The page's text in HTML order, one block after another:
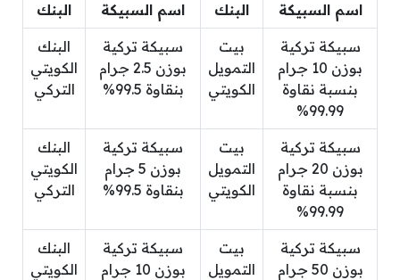
اسم السبيكة البنك اسم السبيكة البنك
سبيكة تركية
بوزن 10 جرام
بنسبة نقاوة
99.99%
بيت
التمويل
الكويتي
سبيكة تركية
بوزن 2.5 جرام
بنقاوة 99.5%
البنك
الكويتي
التركي
سبيكة تركية
بوزن 20 جرام
بنسبة نقاوة
99.99%
بيت
التمويل
الكويتي
سبيكة تركية
بوزن 5 جرام
بنقاوة 99.5%
البنك
الكويتي
التركي
سبيكة تركية
بوزن 50 جرام
بيت
التمويل
سبيكة تركية
بوزن 10 جرام
البنك
الكويتي